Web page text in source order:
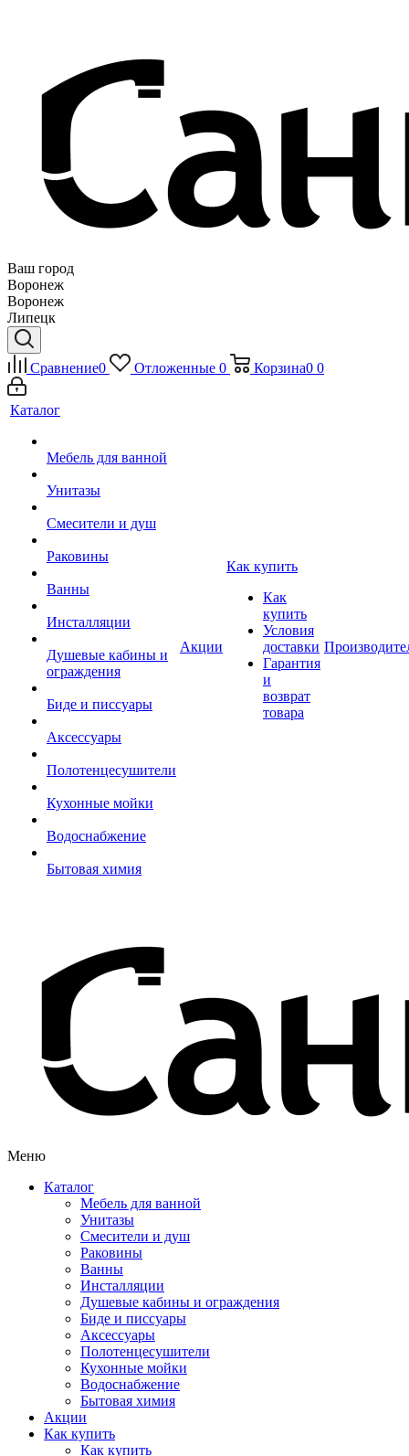
Ваш город
Воронеж
Воронеж
Липецк
Сравнение0 Отложенные 0 Корзина0 0
Каталог
Мебель для ванной
Унитазы
Смесители и душ
Раковины
Ванны
Инсталляции
Душевые кабины и
ограждения
Биде и писсуары
Аксессуары
Полотенцесушители
Кухонные мойки
Водоснабжение
Бытовая химия
Акции
Как купить
Как
купить
Условия
доставки
Гарантия
и
возврат
товара
Меню
Каталог
Мебель для ванной
Унитазы
Смесители и душ
Раковины
Ванны
Инсталляции
Душевые кабины и ограждения
Биде и писсуары
Аксессуары
Полотенцесушители
Кухонные мойки
Водоснабжение
Бытовая химия
Акции
Как купить
Как купить